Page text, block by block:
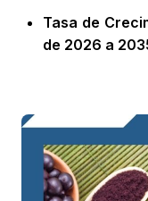
Tasa de
de 2026 a